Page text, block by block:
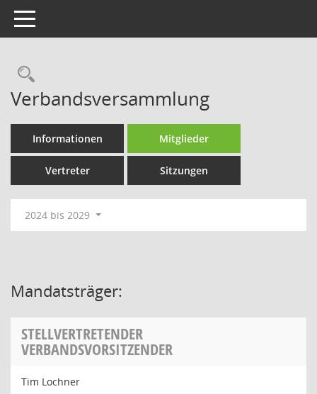
Toggle navigation
Rechercheauswahl
Verbandsversammlung
Informationen Mitglieder
Vertreter Sitzungen
2024 bis 2029
Mandatsträger:
STELLVERTRETENDER
VERBANDSVORSITZENDER
Tim Lochner